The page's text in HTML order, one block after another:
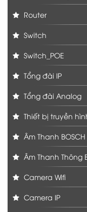
Router
Switch
Switch_POE
Tổng đài IP
Tổng đài Analog
Thiết bị truyền
Âm Thanh BOSCH
Âm Thanh Thông
Camera Wifi
Camera IP